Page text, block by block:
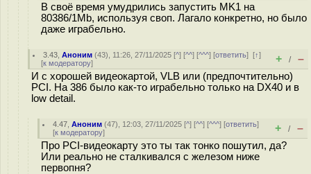
В своё время умудрились запустить MK1 на
80386/1Mb, используя своп. Лагало конкретно, но было
даже играбельно.
3.43 ,Аноним (43), 11:26, 27/11/2025 [^] [^^] [^^^] [ответить][↑]
[к модератору] + / –
И с хорошей видеокартой, VLB или (предпочтительно)
PCI. На 386 было как-то играбельно только на DX40 и в
low detail.
4.47 ,Аноним (47), 12:03, 27/11/2025 [^] [^^] [^^^] [ответить]
[к модератору] + / –
Про PCI-видеокарту это ты так тонко пошутил, да?
Или реально не сталкивался с железом ниже
первопня?